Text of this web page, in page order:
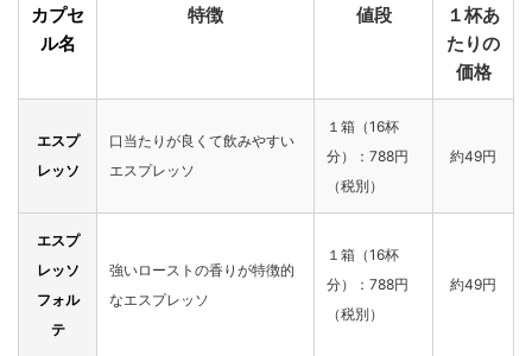
カプセ
ル名
特徴 値段
１杯あ
たりの
価格
エスプ
レッソ
口当たりが良くて飲みやすい
エスプレッソ
１箱（16杯
分）：788円
（税別）
約49円
エスプ
レッソ
フォル
テ
強いローストの香りが特徴的
なエスプレッソ
１箱（16杯
分）：788円
（税別）
約49円